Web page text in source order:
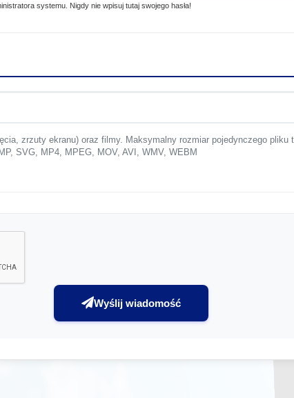
systemu. Nigdy nie wpisuj tutaj swojego hasła!
zrzuty ekranu) oraz filmy. Maksymalny rozmiar pojedynczego pliku
SVG, MP4, MPEG, MOV, AVI, WMV, WEBM
Wyślij wiadomość